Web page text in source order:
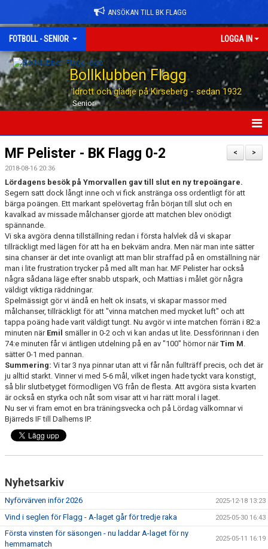
ANSÖKAN TILL BK FLAGG
FOTBOLL - SENIOR LOGGA IN
Bollklubben Flagg
Idrott och glädje på Kirseberg - sedan 1932
Senior
HEM
NYHETER
TABELLEN
KALENDER
MATCHER
TRUPPEN
NYFÖRVÄRV
SPELARRÅD
STATISTIK
MATCHREFERAT TIDIGARE ÅR
>
<
MF Pelister - BK Flagg 0-2
2018-08-16 20:36
Lördagens besök på Ymorvallen gav till slut en ny trepoängare.
Segern satt dock långt inne och vi fick anstränga oss ordentligt för att
bärga poängen. Ett markant spelövertag från början till slut och en
kavalkad av missade målchanser gjorde att matchen blev onödigt
spännande.
Vi ska avgöra denna tillställning redan i första halvlek då vi skapar
tillräckligt med lägen för att ha en bekväm andra. Men när man inte sätter
sina chanser är det inte ovanligt att man blir straffad på en omställning när
man i lite frustration trycker på med allt man har. MF Pelister har också
några sådana läge efter snabb utspark, och Mattias i målet gör några
väldigt viktiga räddningar.
Spelmässigt gör vi ändå en helt ok insats, vi skapar massor med
målchanser, tillräckligt för att "vinna matchen med mycket luft" och att
tappa poäng hade varit väldigt tungt. Nu avgör vi inte matchen förrän i 82:a
minuten när Emil smäller in 0-2 och vi kan andas ut lite. Dessförinnan i den
74:e minuten får vi äntligen utdelning på en av "100" hörnor närTim M.
sätter 0-1 med pannan.
Summering: Vi tar 3 nya pinnar utan att vi får nån fullträff precis, och det är
ju alltid starkt. Vinner vi med 5-6 mål, vilket ingen hade tyckt vara konstigt,
så blir slutbetyget förmodligen VG från de flesta. Att avgöra sista kvarten
är också en styrka och nåt som visar att vi har rätt moral i laget.
Nu ser vi fram emot en bra träningsvecka och på Lördag välkomnar vi
Bjärreds IF till Dalhems IP.
Nyhetsarkiv
Nyförvärven inför 2026 2025-12-18 13:23
Vind i seglen för Flagg - A-laget går för tredje raka 2025-05-30 16:43
Första vinsten för säsongen - nu laddar A-laget för ny
hemmamatch
2025-05-11 16:19